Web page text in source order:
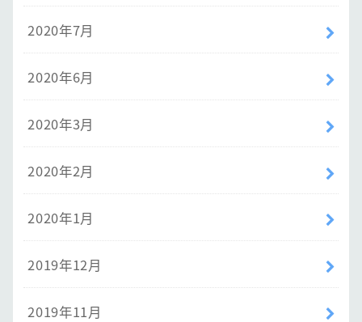
2020年7月
2020年6月
2020年3月
2020年2月
2020年1月
2019年12月
2019年11月